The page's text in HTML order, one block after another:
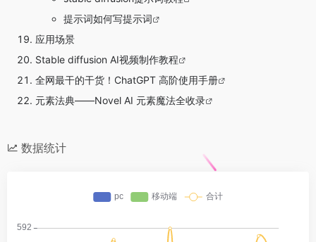
提示词如何写提示词
应用场景
Stable diffusion AI视频制作教程
全网最干的干货！ChatGPT 高阶使用手册
元素法典——Novel AI 元素魔法全收录
数据统计